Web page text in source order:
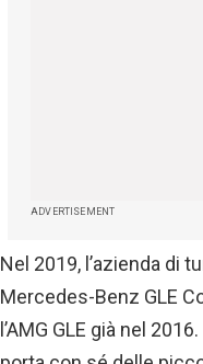
ADVERTISEMENT
Nel 2019, l’azienda di
Mercedes-Benz GLE
l’AMG GLE già nel